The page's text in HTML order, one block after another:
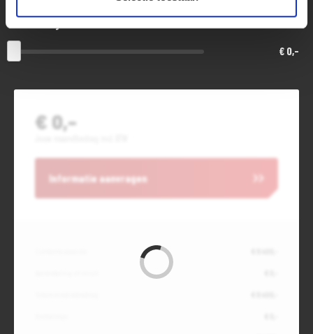
€ 0,-
€ 0,-
Informatie aanvragen